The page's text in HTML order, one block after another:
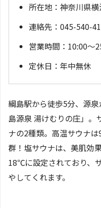
所在地：神奈川県
連絡先：045-540-
営業時間：10:00～
定休日：年中無休
綱島駅から徒歩5分、源
島源泉 湯けむりの庄」。
ナの2種類。高温サウナ
群！塩サウナは、美肌効
18℃に設定されており、
やしてくれます。